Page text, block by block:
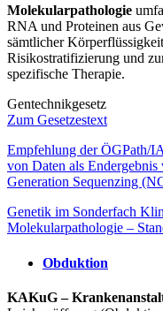
Molekularpathologie
RNA und Proteinen aus
sämtlicher
Risikostratifizierung und
spezifische Therapie.
Gentechnikgesetz
Zum Gesetzestext
Empfehlung der ÖGPath/
von Daten als
Generation Sequenzing
Genetik im Sonderfach
Molekularpathologie –
Obduktion
KAKuG –